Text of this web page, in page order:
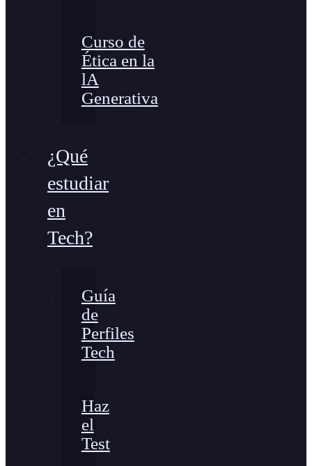
Curso de
Ética en la
lA
Generativa
¿Qué
estudiar
en
Tech?
Guía
de
Perfiles
Tech
Haz
el
Test